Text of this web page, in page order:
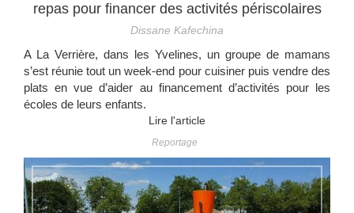
repas pour financer des activités périscolaires
Dissane Kafechina
A La Verrière, dans les Yvelines, un groupe de mamans
s’est réunie tout un week-end pour cuisiner puis vendre des
plats en vue d’aider au financement d’activités pour les
écoles de leurs enfants.
Lire l'article
Reportage